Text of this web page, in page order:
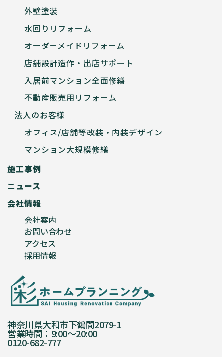
外壁塗装
水回りリフォーム
オーダーメイドリフォーム
店舗設計造作・出店サポート
入居前マンション全面修繕
不動産販売用リフォーム
法人のお客様
オフィス/店舗等改装・内装デザイン
マンション大規模修繕
施工事例
ニュース
会社情報
会社案内
お問い合わせ
アクセス
採用情報
神奈川県大和市下鶴間2079-1
営業時間：9:00〜20:00
0120-682-777